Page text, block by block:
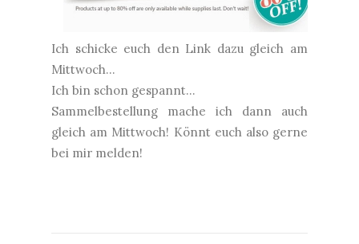
Ich schicke euch den Link dazu gleich am
Mittwoch...
Ich bin schon gespannt...
Sammelbestellung mache ich dann auch
gleich am Mittwoch! Könnt euch also gerne
bei mir melden!